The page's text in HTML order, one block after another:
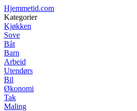
Hjemmetid.com
Kategorier
Kjøkken
Sove
Båt
Barn
Arbeid
Utendørs
Bil
Økonomi
Tak
Maling